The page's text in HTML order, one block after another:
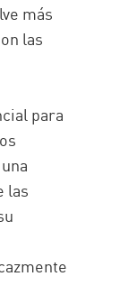
más
las
para
las